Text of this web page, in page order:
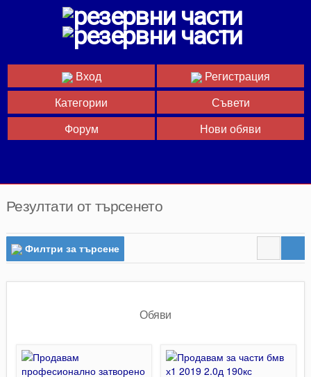
Вход
Регистрация
Категории
Съвети
Форум
Нови обяви
Резултати от търсенето
Филтри за търсене
Обяви